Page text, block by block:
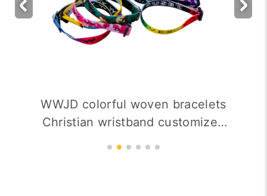
WWJD colorful woven bracelets
Christian wristband customized